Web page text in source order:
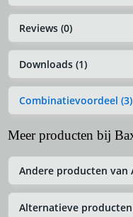
Reviews (0)
Downloads (1)
Combinatievoordeel (3)
Meer producten bij
Andere producten van
Alternatieve